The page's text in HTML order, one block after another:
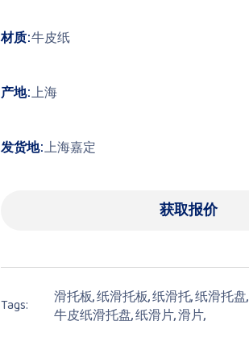
材质:牛皮纸
产地: 上海
发货地: 上海嘉定
获取报价
Tags: 滑托板,纸滑托板,纸滑托,纸滑托盘,
牛皮纸滑托盘,纸滑片,滑片,